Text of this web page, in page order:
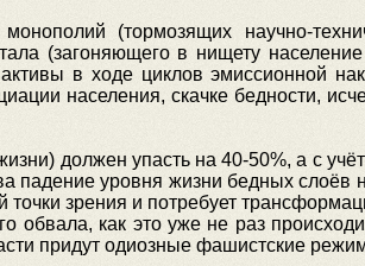
(тормозящих научно-
(загоняющего в нищету
в ходе циклов эмиссионной
населения, скачке бедности,
должен упасть на 40-50%, а с
падение уровня жизни бедных
зрения и потребует
обвала, как это уже не раз
придут одиозные фашистские